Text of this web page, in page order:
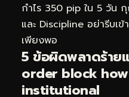
กำไร 350 pip ใน 5 วัน
และ Discipline อย่ารีบเ
เพียงพอ
5 ข้อผิดพลาดร้ายแ
order block
institutional